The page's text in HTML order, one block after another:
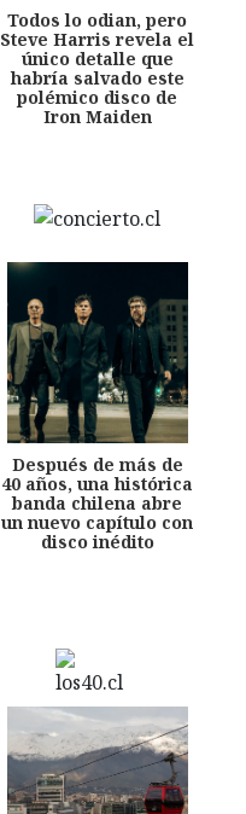
Todos lo odian, pero
Steve Harris revela el
único detalle que
habría salvado este
polémico disco de
Iron Maiden
Después de más de
40 años, una histórica
banda chilena abre
un nuevo capítulo con
disco inédito